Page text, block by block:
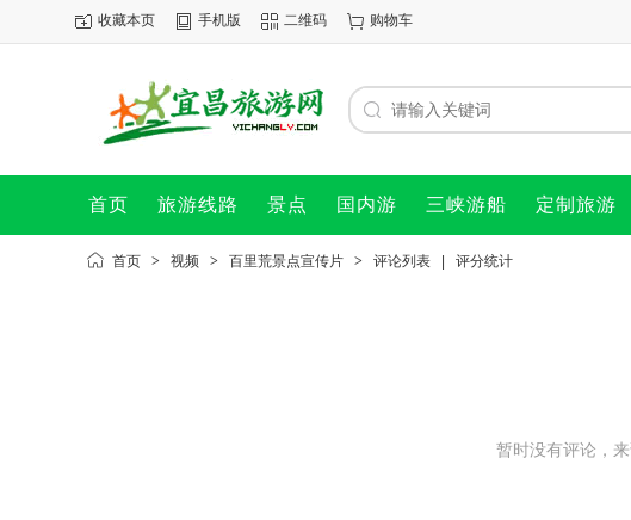
收藏本页 手机版 二维码 购物车
首页 旅游线路 景点 国内游 三峡游船 定制旅游
首页 > 视频 > 百里荒景点宣传片 > 评论列表 评分统计
暂时没有评论，